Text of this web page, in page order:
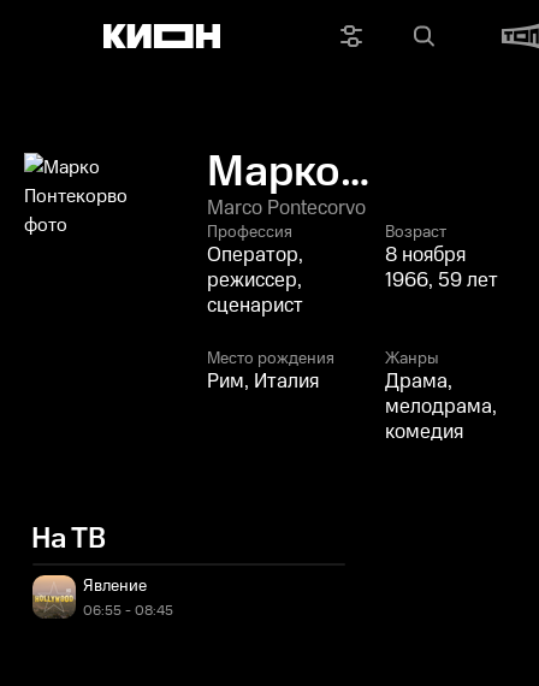
Марко
Понтекорво
Marco Pontecorvo
Профессия
Оператор,
режиссер,
сценарист
Возраст
8 ноября
1966, 59 лет
Место рождения
Рим, Италия
Жанры
Драма,
мелодрама,
комедия
На ТВ
Явление
06:55 - 08:45